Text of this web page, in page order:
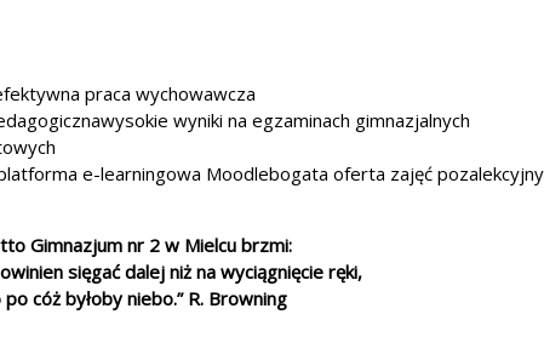
praca wychowawcza
wysokie wyniki na egzaminach gimnazjalnych
e-learningowa Moodlebogata oferta zajęć
Gimnazjum nr 2 w Mielcu brzmi:
sięgać dalej niż na wyciągnięcie ręki,
po cóż byłoby niebo.” R. Browning